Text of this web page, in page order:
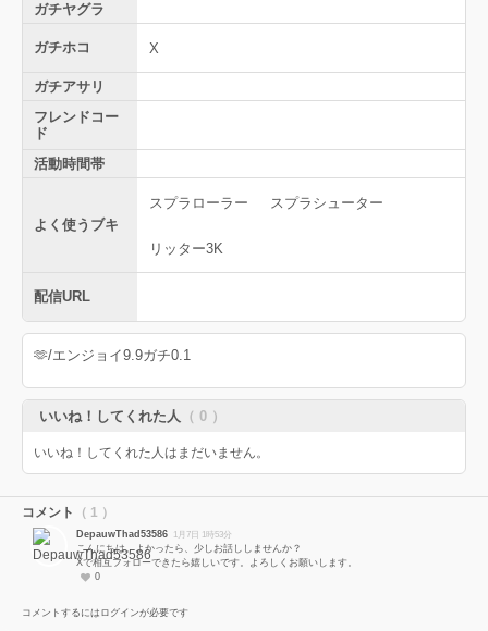
ガチヤグラ
ガチホコ X
ガチアサリ
フレンドコー
ド
活動時間帯
よく使うブキ
スプラローラー スプラシューター
リッター3K
配信URL
🫶/エンジョイ9.9ガチ0.1
いいね！してくれた人 （ 0 ）
いいね！してくれた人はまだいません。
コメント （ 1 ）
DepauwThad53586 1月7日 1時53分
こんにちは。よかったら、少しお話ししませんか？
Xで相互フォローできたら嬉しいです。よろしくお願いします。
0
コメントするにはログインが必要です